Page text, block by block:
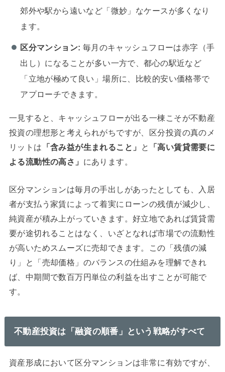
郊外や駅から遠いなど「微妙」なケースが多くなり
ます。
区分マンション: 毎月のキャッシュフローは赤字（手
出し）になることが多い一方で、都心の駅近など
「立地が極めて良い」場所に、比較的安い価格帯で
アプローチできます。
一見すると、キャッシュフローが出る一棟こそが不動産
投資の理想形と考えられがちですが、区分投資の真のメ
リットは 「含み益が生まれること」 と
「高い賃貸需要に
よる流動性の高さ」 にあります。
区分マンションは毎月の手出しがあったとしても、入居
者が支払う家賃によって着実にローンの残債が減少し、
純資産が積み上がっていきます。好立地であれば賃貸需
要が途切れることはなく、いざとなれば市場での流動性
が高いためスムーズに売却できます。この「残債の減
り」と「売却価格」のバランスの仕組みを理解できれ
ば、中期間で数百万円単位の利益を出すことが可能で
す。
不動産投資は「融資の順番」という戦略がすべて
資産形成において区分マンションは非常に有効ですが、